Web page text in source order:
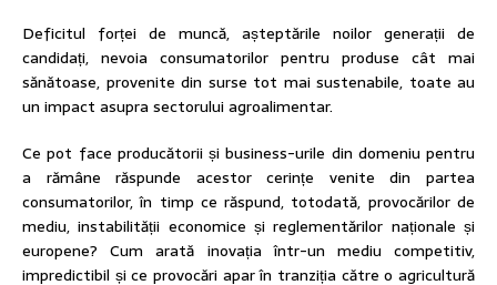
Deficitul forței de muncă, așteptările noilor generații de
candidați, nevoia consumatorilor pentru produse cât mai
sănătoase, provenite din surse tot mai sustenabile, toate au
un impact asupra sectorului agroalimentar.
Ce pot face producătorii și business-urile din domeniu pentru
a rămâne răspunde acestor cerințe venite din partea
consumatorilor, în timp ce răspund, totodată, provocărilor de
mediu, instabilității economice și reglementărilor naționale și
europene? Cum arată inovația într-un mediu competitiv,
impredictibil și ce provocări apar în tranziția către o agricultură